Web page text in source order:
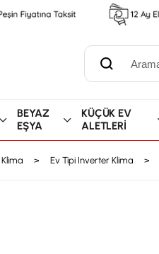
BEYAZ
EŞYA
KÜÇÜK EV
ALETLERİ
Klima Ev Tipi Inverter Klima